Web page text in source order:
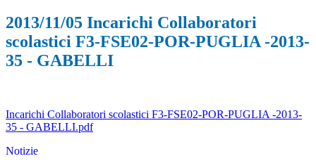
2013/11/05 Incarichi Collaboratori
scolastici F3-FSE02-POR-PUGLIA -2013-
35 - GABELLI
Incarichi Collaboratori scolastici F3-FSE02-POR-PUGLIA -2013-
35 - GABELLI.pdf
Notizie